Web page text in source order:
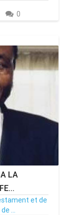
0
LA
et de
...